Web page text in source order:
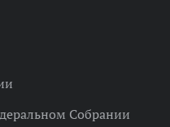
Собрании